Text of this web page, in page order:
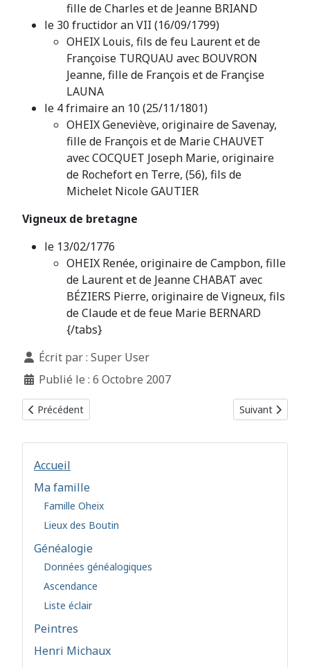
Accueil
Ma famille
Famille Oheix
Lieux des Boutin
Généalogie
Données généalogiques
Ascendance
Liste éclair
Peintres
Henri Michaux
fille de Charles et de Jeanne BRIAND
le 30 fructidor an VII (16/09/1799)
OHEIX Louis, fils de feu Laurent et de
Françoise TURQUAU avec BOUVRON
Jeanne, fille de François et de Françise
LAUNA
le 4 frimaire an 10 (25/11/1801)
OHEIX Geneviève, originaire de Savenay,
fille de François et de Marie CHAUVET
avec COCQUET Joseph Marie, originaire
de Rochefort en Terre, (56), fils de
Michelet Nicole GAUTIER
Vigneux de bretagne
le 13/02/1776
OHEIX Renée, originaire de Campbon, fille
de Laurent et de Jeanne CHABAT avec
BÉZIERS Pierre, originaire de Vigneux, fils
de Claude et de feue Marie BERNARD
{/tabs}
Détails
Écrit par : Super User
Publié le : 6 Octobre 2007
Article précédent : Lieux des mariages
Précédent Article suivant
Suivant